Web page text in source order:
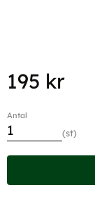
195 kr
Antal
st